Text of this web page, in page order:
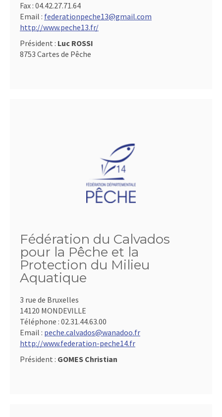
Fax : 04.42.27.71.64
Email : federationpeche13@gmail.com
http://www.peche13.fr/
Président : Luc ROSSI
8753 Cartes de Pêche
Fédération du Calvados
pour la Pêche et la
Protection du Milieu
Aquatique
3 rue de Bruxelles
14120 MONDEVILLE
Téléphone : 02.31.44.63.00
Email : peche.calvados@wanadoo.fr
http://www.federation-peche14.fr
Président : GOMES Christian